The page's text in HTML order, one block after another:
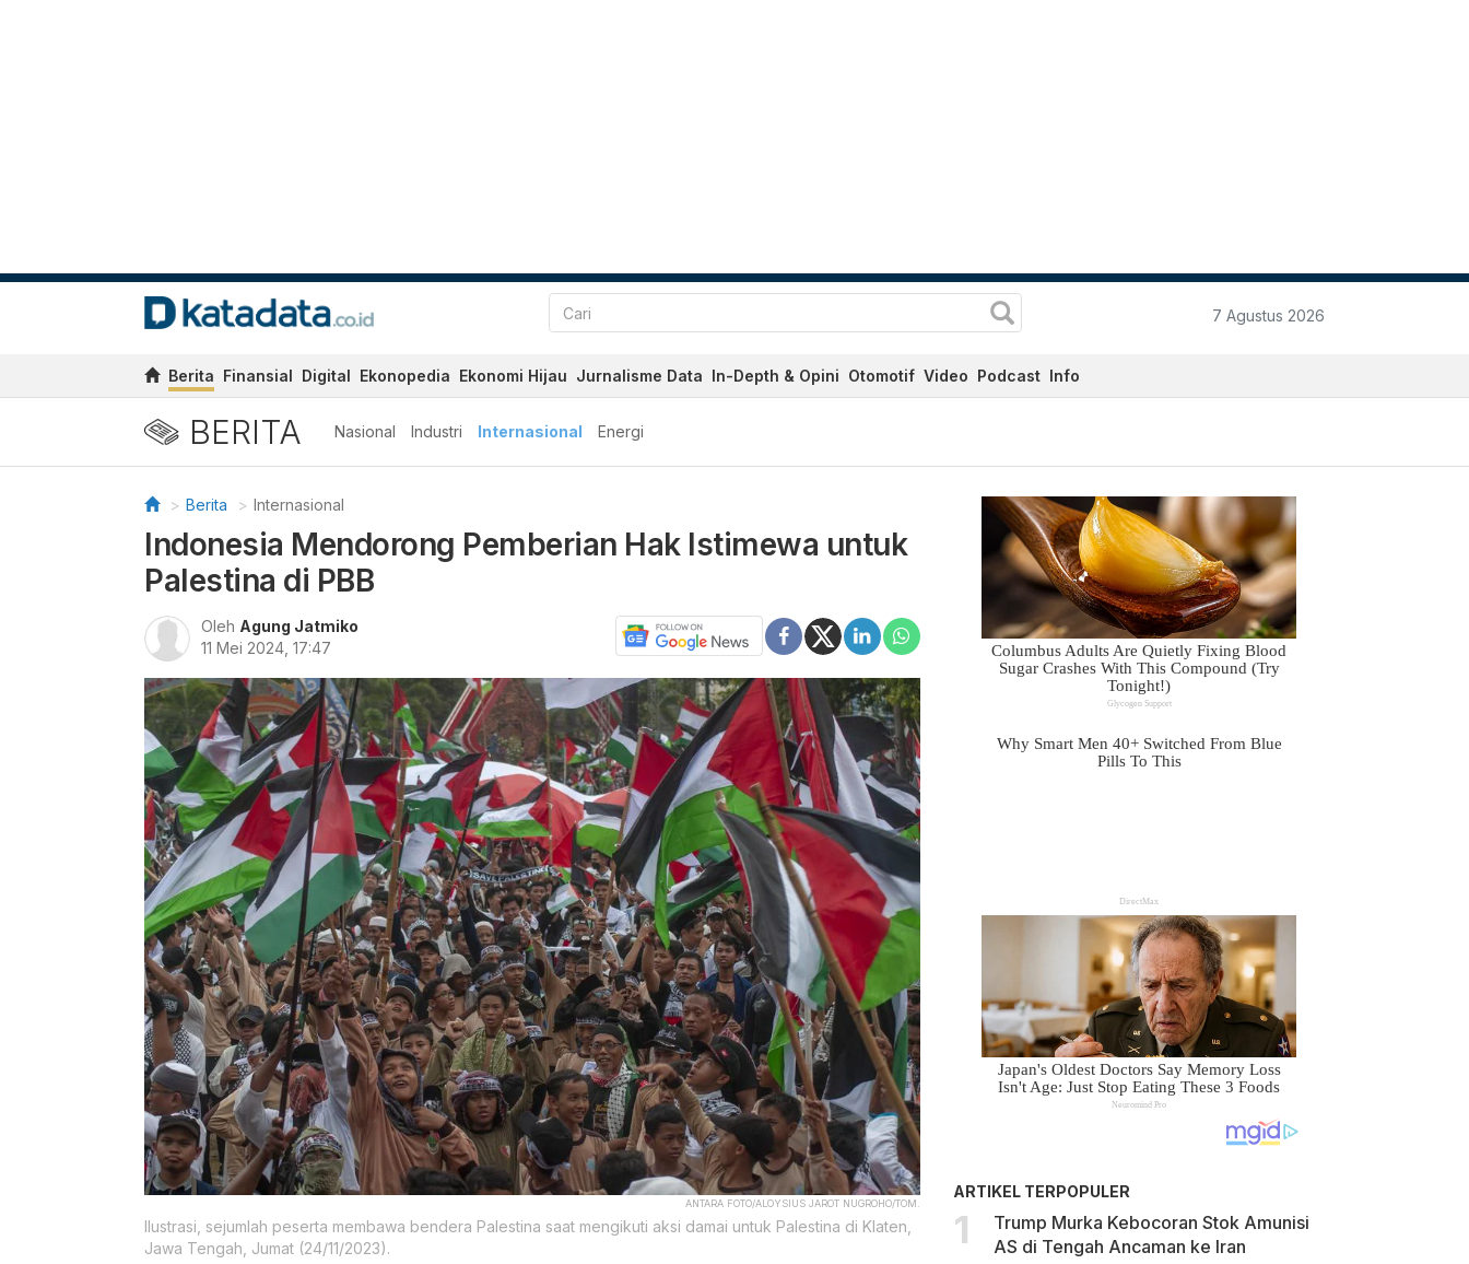
7 Agustus 2026
Berita Finansial Digital Ekonopedia Ekonomi Hijau Jurnalisme Data In-Depth & Opini Otomotif Video Podcast Info
BERITA Nasional Industri Internasional Energi
Berita Internasional
Indonesia Mendorong Pemberian Hak Istimewa untuk
Palestina di PBB
Oleh Agung Jatmiko
11 Mei 2024, 17:47
ANTARA FOTO/ALOYSIUS JAROT NUGROHO/TOM.
Ilustrasi, sejumlah peserta membawa bendera Palestina saat mengikuti aksi damai untuk Palestina di Klaten,
Jawa Tengah, Jumat (24/11/2023).
ARTIKEL TERPOPULER
Trump Murka Kebocoran Stok Amunisi
AS di Tengah Ancaman ke Iran